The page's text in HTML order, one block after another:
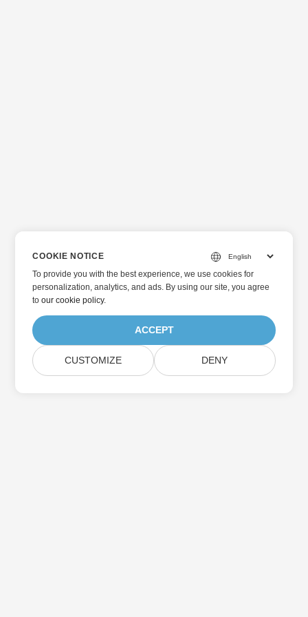
COOKIE NOTICE
To provide you with the best experience, we use cookies for
personalization, analytics, and ads. By using our site, you agree
toour cookie policy.
ACCEPT
CUSTOMIZE DENY